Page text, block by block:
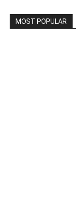
MOST POPULAR